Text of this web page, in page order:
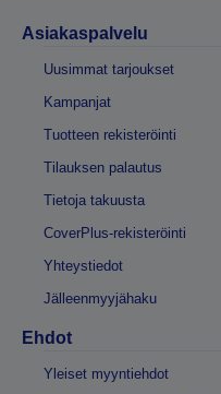
Asiakaspalvelu
Uusimmat tarjoukset
Kampanjat
Tuotteen rekisteröinti
Tilauksen palautus
Tietoja takuusta
CoverPlus-rekisteröinti
Yhteystiedot
Jälleenmyyjähaku
Ehdot
Yleiset myyntiehdot